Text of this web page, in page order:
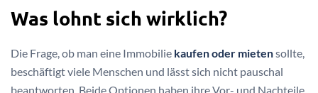
Was lohnt sich wirklich?
Die Frage, ob man eine Immobilie kaufen oder mietensollte,
beschäftigt viele Menschen und lässt sich nicht pauschal
beantworten. Beide Optionen haben ihre Vor- und Nachteile,